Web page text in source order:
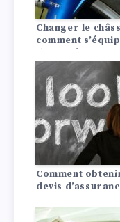
Changer le
comment
!
Comment
devis